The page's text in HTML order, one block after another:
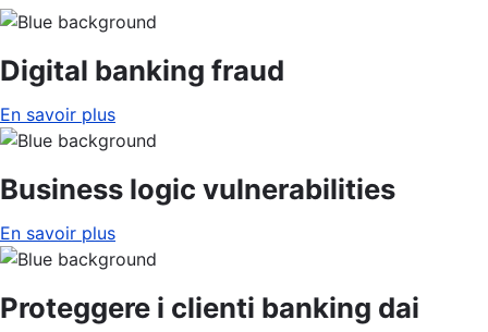
Digital banking fraud
En savoir plus
Business logic vulnerabilities
En savoir plus
Proteggere i clienti banking dai